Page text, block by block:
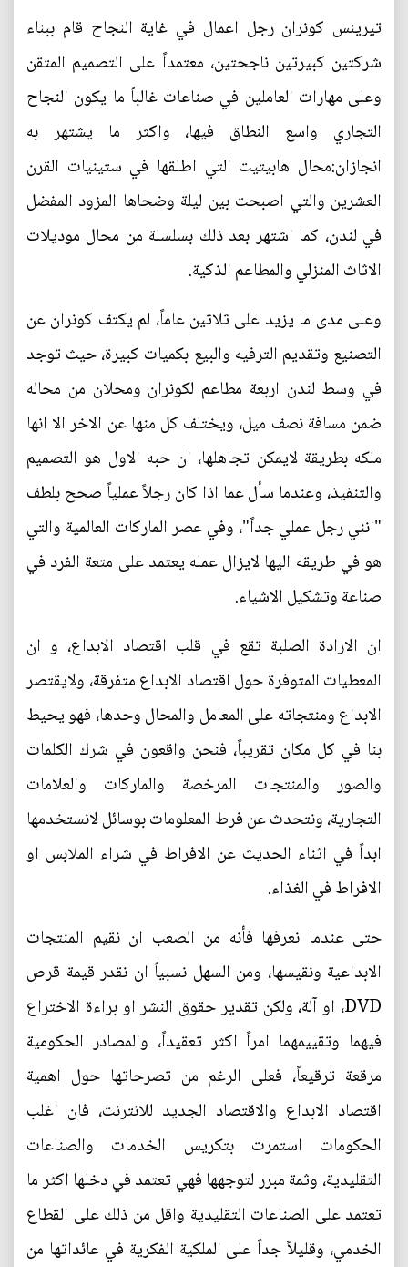
تيرينس كونران رجل اعمال في غاية النجاح قام ببناء
شركتين كبيرتين ناجحتين، معتمداً على التصميم المتقن
وعلى مهارات العاملين في صناعات غالباً ما يكون النجاح
التجاري واسع النطاق فيها، واكثر ما يشتهر به
انجازان:محال هابيتيت التي اطلقها في ستينيات القرن
العشرين والتي اصبحت بين ليلة وضحاها المزود المفضل
في لندن، كما اشتهر بعد ذلك بسلسلة من محال موديلات
الاثاث المنزلي والمطاعم الذكية.
وعلى مدى ما يزيد على ثلاثين عاماً، لم يكتف كونران عن
التصنيع وتقديم الترفيه والبيع بكميات كبيرة، حيث توجد
في وسط لندن اربعة مطاعم لكونران ومحلان من محاله
ضمن مسافة نصف ميل، ويختلف كل منها عن الاخر الا انها
ملكه بطريقة لايمكن تجاهلها، ان حبه الاول هو التصميم
والتنفيذ، وعندما سأل عما اذا كان رجلاً عملياً صحح بلطف
"انني رجل عملي جداً"، وفي عصر الماركات العالمية والتي
هو في طريقه اليها لايزال عمله يعتمد على متعة الفرد في
صناعة وتشكيل الاشياء.
ان الارادة الصلبة تقع في قلب اقتصاد الابداع، و ان
المعطيات المتوفرة حول اقتصاد الابداع متفرقة، ولايقتصر
الابداع ومنتجاته على المعامل والمحال وحدها، فهو يحيط
بنا في كل مكان تقريباً، فنحن واقعون في شرك الكلمات
والصور والمنتجات المرخصة والماركات والعلامات
التجارية، ونتحدث عن فرط المعلومات بوسائل لانستخدمها
ابداً في اثناء الحديث عن الافراط في شراء الملابس او
الافراط في الغذاء.
حتى عندما نعرفها فأنه من الصعب ان نقيم المنتجات
الابداعية ونقيسها، ومن السهل نسبياً ان نقدر قيمة قرص
DVD، او آلة، ولكن تقدير حقوق النشر او براءة الاختراع
فيهما وتقييمهما امراً اكثر تعقيداً، والمصادر الحكومية
مرقعة ترقيعاً، فعلى الرغم من تصرحاتها حول اهمية
اقتصاد الابداع والاقتصاد الجديد للانترنت، فان اغلب
الحكومات استمرت بتكريس الخدمات والصناعات
التقليدية، وثمة مبرر لتوجهها فهي تعتمد في دخلها اكثر ما
تعتمد على الصناعات التقليدية واقل من ذلك على القطاع
الخدمي، وقليلاً جداً على الملكية الفكرية في عائداتها من